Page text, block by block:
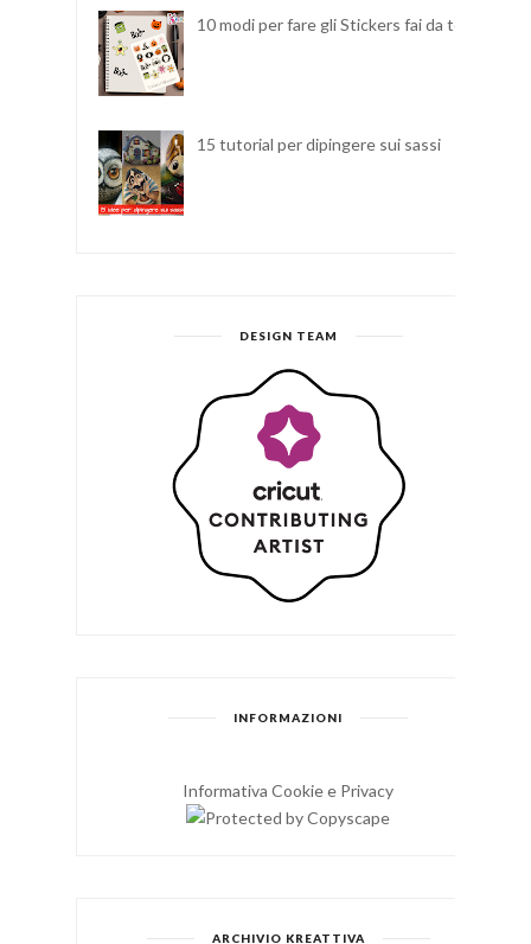
10 modi per fare gli Stickers fai da te
15 tutorial per dipingere sui sassi
DESIGN TEAM
INFORMAZIONI
Informativa Cookie e Privacy
ARCHIVIO KREATTIVA